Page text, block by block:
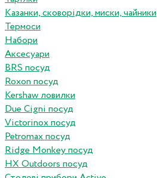
Казанки, сковорідки, миски, чайники
Термоси
Набори
Аксесуари
BRS посуд
Roxon посуд
Kershaw ловилки
Due Cigni посуд
Victorinox посуд
Petromax посуд
Ridge Monkey посуд
HX Outdoors посуд